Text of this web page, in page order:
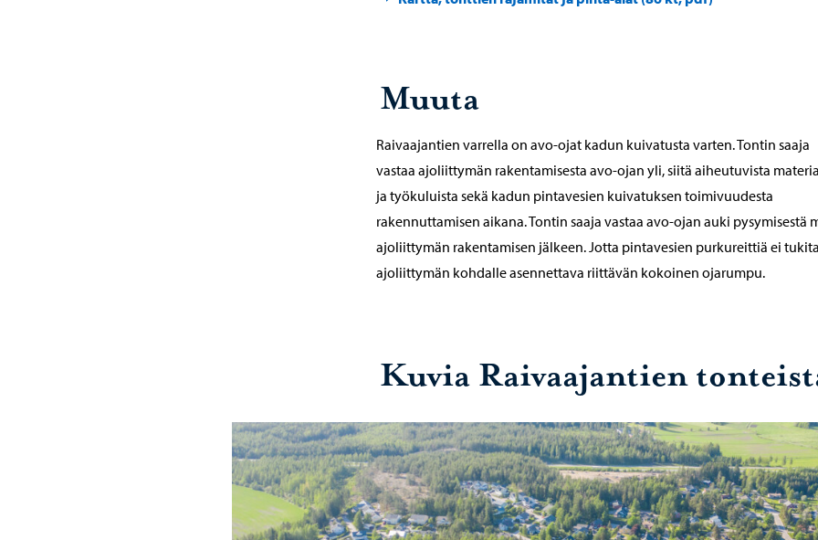
Muuta
Raivaajantien varrella on avo-ojat kadun kuivatusta varten. Tontin saaja
vastaa ajoliittymän rakentamisesta avo-ojan yli, siitä aiheutuvista
ja työkuluista sekä kadun pintavesien kuivatuksen toimivuudesta
rakennuttamisen aikana. Tontin saaja vastaa avo-ojan auki pysymisestä
ajoliittymän rakentamisen jälkeen. Jotta pintavesien purkureittiä ei
ajoliittymän kohdalle asennettava riittävän kokoinen ojarumpu.
Kuvia Raivaajantien